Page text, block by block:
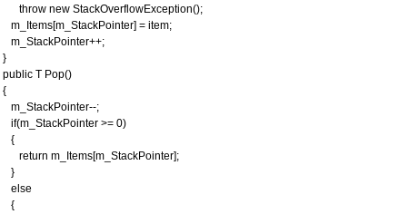
throw new StackOverflowException();
m_Items[m_StackPointer] = item;
m_StackPointer++;
}
public T Pop()
{
m_StackPointer--;
if(m_StackPointer >= 0)
{
return m_Items[m_StackPointer];
}
else
{